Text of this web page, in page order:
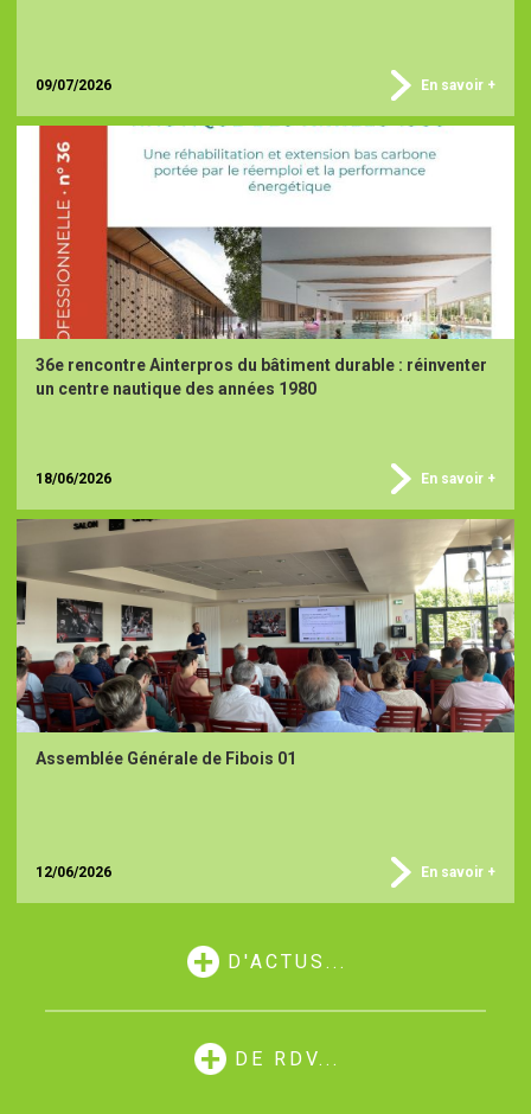
09/07/2026 En savoir +
36e rencontre Ainterpros du bâtiment durable : réinventer
un centre nautique des années 1980
18/06/2026 En savoir +
Assemblée Générale de Fibois 01
12/06/2026 En savoir +
D'ACTUS...
DE RDV...